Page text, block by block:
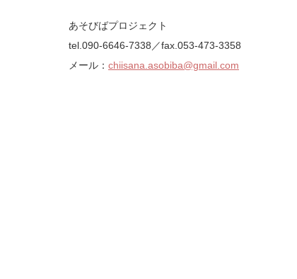
あそびばプロジェクト
tel.090-6646-7338／fax.053-473-3358
メール： chiisana.asobiba@gmail.com